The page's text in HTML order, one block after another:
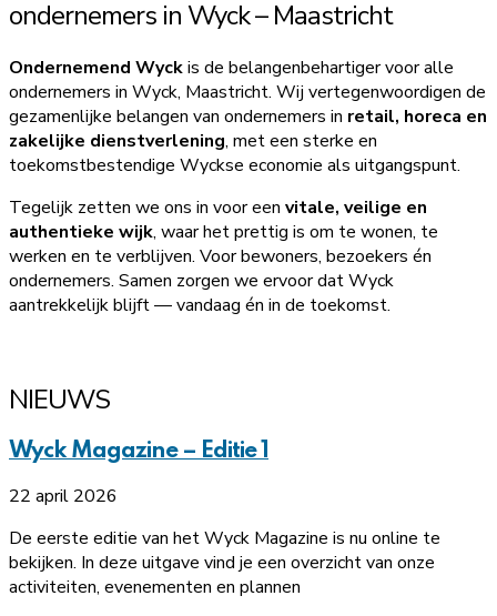
ondernemers in Wyck – Maastricht
Ondernemend Wyckis de belangenbehartiger voor alle
ondernemers in Wyck, Maastricht. Wij vertegenwoordigen de
gezamenlijke belangen van ondernemers in retail, horeca en
zakelijke dienstverlening, met een sterke en
toekomstbestendige Wyckse economie als uitgangspunt.
Tegelijk zetten we ons in voor een vitale, veilige en
authentieke wijk, waar het prettig is om te wonen, te
werken en te verblijven. Voor bewoners, bezoekers én
ondernemers. Samen zorgen we ervoor dat Wyck
aantrekkelijk blijft — vandaag én in de toekomst.
NIEUWS
Wyck Magazine – Editie 1
22 april 2026
De eerste editie van het Wyck Magazine is nu online te
bekijken. In deze uitgave vind je een overzicht van onze
activiteiten, evenementen en plannen